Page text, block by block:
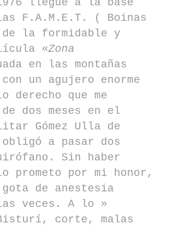
llegué a la base
F.A.M.E.T. ( Boinas
la formidable y
«Zona
en las montañas
un agujero enorme
derecho que me
de dos meses en el
Gómez Ulla de
obligó a pasar dos
Sin haber
prometo por mi honor,
de anestesia
veces. A lo »
corte, malas